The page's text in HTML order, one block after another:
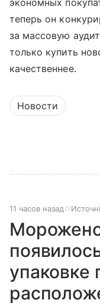
экономных
теперь он
за массовую
только купить
качественнее.
Новости
11 часов назад
упаковке